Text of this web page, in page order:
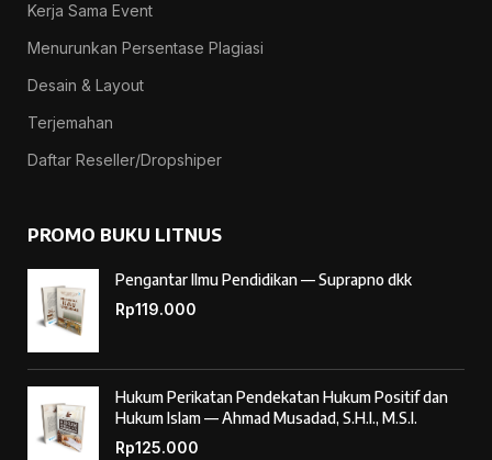
Kerja Sama Event
Menurunkan Persentase Plagiasi
Desain & Layout
Terjemahan
Daftar Reseller/Dropshiper
PROMO BUKU LITNUS
Pengantar Ilmu Pendidikan — Suprapno dkk
Rp119.000
Hukum Perikatan Pendekatan Hukum Positif dan
Hukum Islam — Ahmad Musadad, S.H.I., M.S.I.
Rp125.000